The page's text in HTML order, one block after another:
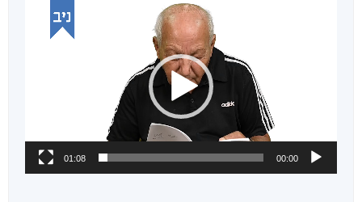
00:00
01:08